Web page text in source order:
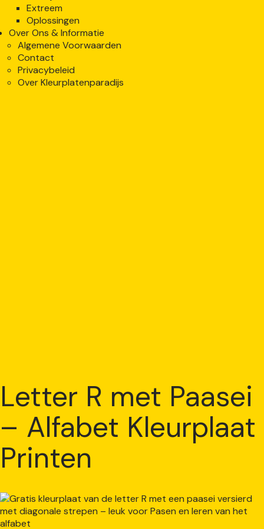
Extreem
Oplossingen
Over Ons & Informatie
Algemene Voorwaarden
Contact
Privacybeleid
Over Kleurplatenparadijs
Letter R met Paasei
– Alfabet Kleurplaat
Printen